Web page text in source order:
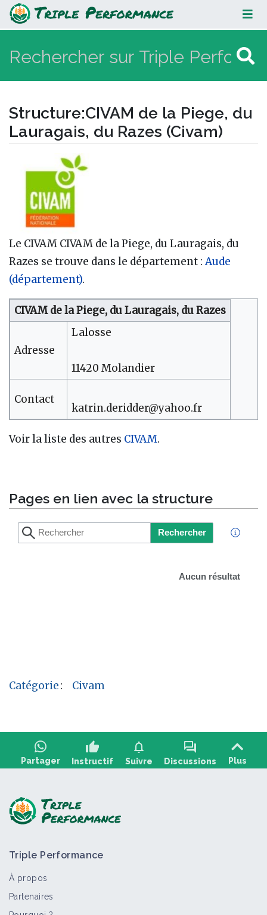
CIVAM de la Piege, du Lauragais,
du Razes (Civam)
Structure:CIVAM de la Piege, du
Lauragais, du Razes (Civam)
navigation
Le CIVAM CIVAM de la Piege, du Lauragais, du
Razes se trouve dans le département :Aude
(département).
CIVAM de la Piege, du Lauragais, du Razes
Adresse
Lalosse
11420 Molandier
Contact
katrin.deridder@yahoo.fr
Voir la liste des autres CIVAM.
Pages en lien avec la structure
Rechercher
Aucun résultat
Catégorie: Civam
Partager
thumb_up
Instructif
notifications
Suivre
forum
Discussions Plus
Triple Performance
À propos
Partenaires